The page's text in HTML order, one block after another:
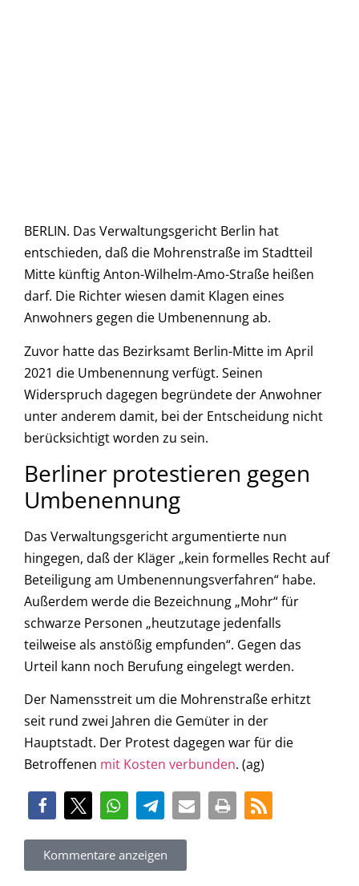
BERLIN. Das Verwaltungsgericht Berlin hat
entschieden, daß die Mohrenstraße im Stadtteil
Mitte künftig Anton-Wilhelm-Amo-Straße heißen
darf. Die Richter wiesen damit Klagen eines
Anwohners gegen die Umbenennung ab.
Zuvor hatte das Bezirksamt Berlin-Mitte im April
2021 die Umbenennung verfügt. Seinen
Widerspruch dagegen begründete der Anwohner
unter anderem damit, bei der Entscheidung nicht
berücksichtigt worden zu sein.
Berliner protestieren gegen
Umbenennung
Das Verwaltungsgericht argumentierte nun
hingegen, daß der Kläger „kein formelles Recht auf
Beteiligung am Umbenennungsverfahren“ habe.
Außerdem werde die Bezeichnung „Mohr“ für
schwarze Personen „heutzutage jedenfalls
teilweise als anstößig empfunden“. Gegen das
Urteil kann noch Berufung eingelegt werden.
Der Namensstreit um die Mohrenstraße erhitzt
seit rund zwei Jahren die Gemüter in der
Hauptstadt. Der Protest dagegen war für die
Betroffenen mit Kosten verbunden. (ag)
Kommentare anzeigen